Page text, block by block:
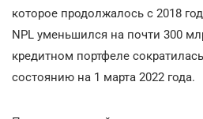
которое продолжалось с 2018
NPL уменьшился на почти 300
кредитном портфеле
состоянию на 1 марта 2022 года.